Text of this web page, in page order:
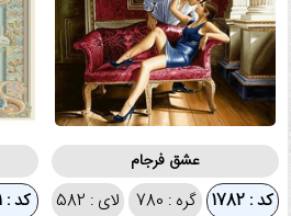
عشق فرجام
کد : 1782 گره : 780 لای : 582 کد : 1771